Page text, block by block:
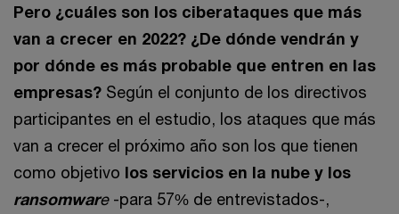
Pero ¿cuáles son los ciberataques que más
van a crecer en 2022? ¿De dónde vendrán y
por dónde es más probable que entren en las
empresas? Según el conjunto de los directivos
participantes en el estudio, los ataques que más
van a crecer el próximo año son los que tienen
como objetivo los servicios en la nube y los
ransomware-para 57% de entrevistados-,